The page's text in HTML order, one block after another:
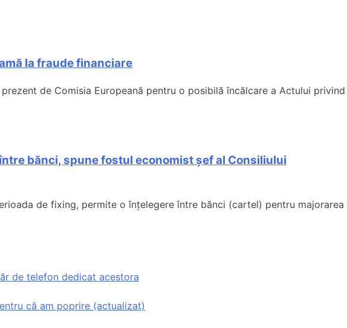
la fraude financiare
de Comisia Europeană pentru o posibilă încălcare a Actului privind
bănci, spune fostul economist șef al Consiliului
de fixing, permite o înțelegere între bănci (cartel) pentru majorarea
de telefon dedicat acestora
că am poprire (actualizat)